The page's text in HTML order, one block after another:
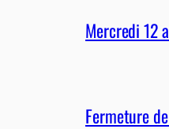
Mercredi 12
Fermeture